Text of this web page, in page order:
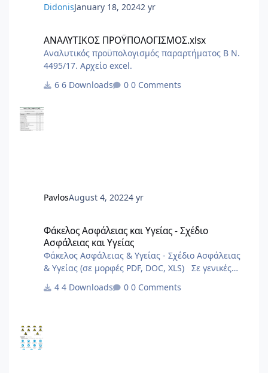
DidonisJanuary 18, 20242 yr
ΑΝΑΛΥΤΙΚΟΣ ΠΡΟΫΠΟΛΟΓΙΣΜΟΣ.xlsx
Αναλυτικός προϋπολογισμός παραρτήματος Β Ν.
4495/17. Αρχείο excel.
6 Downloads
0 Comments
PavlosAugust 4, 20224 yr
Φάκελος Ασφάλειας και Υγείας - Σχέδιο
Ασφάλειας και Υγείας
Φάκελος Ασφάλειας & Υγείας - Σχέδιο Ασφάλειας
& Υγείας (σε μορφές PDF, DOC, XLS) Σε γενικές
μπορούν να καλύψουν σημαντικό φάσμα έργων.
4 Downloads 0 Comments